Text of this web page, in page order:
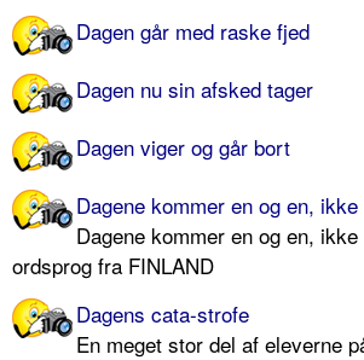
Dagen går med raske fjed
Dagen nu sin afsked tager
Dagen viger og går bort
Dagene kommer en og en,
Dagene kommer en og en,
ordsprog fra FINLAND
Dagens cata-strofe
En meget stor del af eleverne